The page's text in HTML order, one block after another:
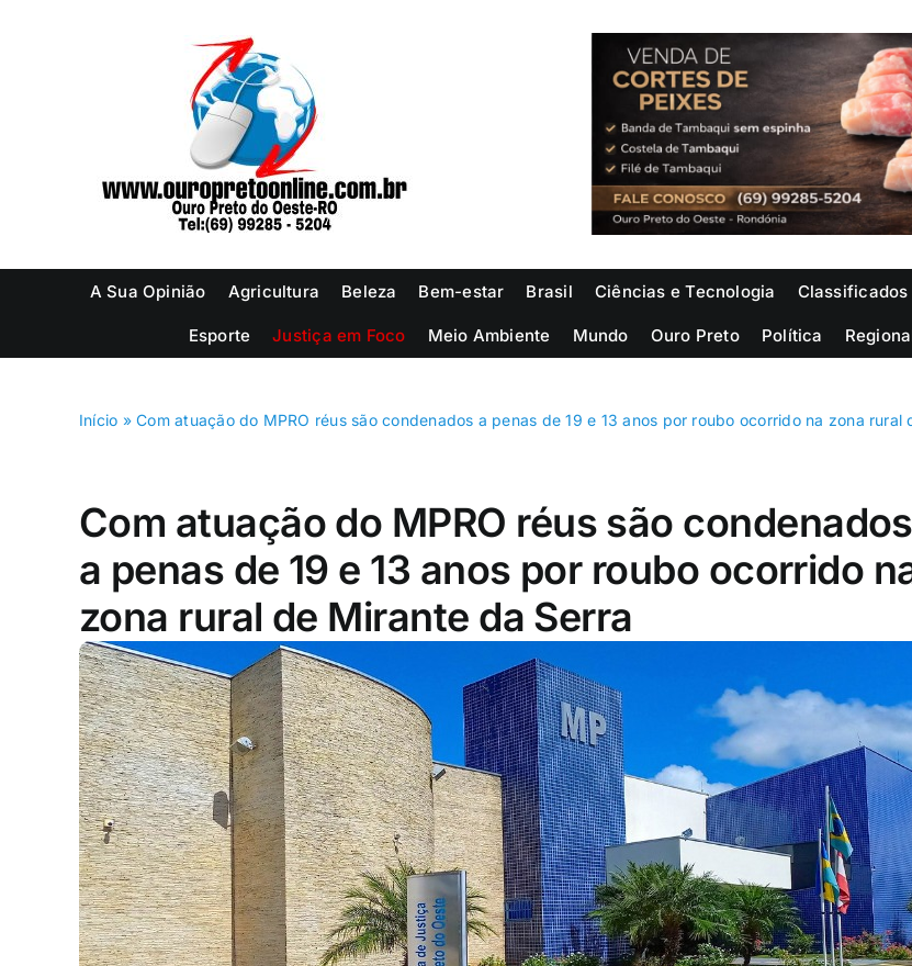
A Sua Opinião Agricultura Beleza Bem-estar Brasil Ciências e Tecnologia Classificados
Esporte Justiça em Foco Meio Ambiente Mundo Ouro Preto Política
Início »Com atuação do MPRO réus são condenados a penas de 19 e 13 anos por roubo ocorrido na zona rural
Com atuação do MPRO réus são condenados
a penas de 19 e 13 anos por roubo ocorrido
zona rural de Mirante da Serra